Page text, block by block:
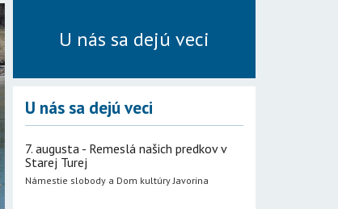
U nás sa dejú veci
U nás sa dejú veci
7. augusta - Remeslá našich predkov v
Starej Turej
Námestie slobody a Dom kultúry Javorina